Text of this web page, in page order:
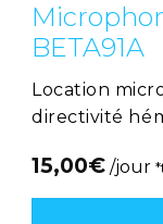
BETA91A
Location
directivité
15,00€ /jour